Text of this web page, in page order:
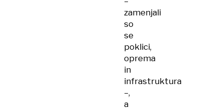
zamenjali
so
se
poklici,
oprema
in
infrastruktura
–,
a